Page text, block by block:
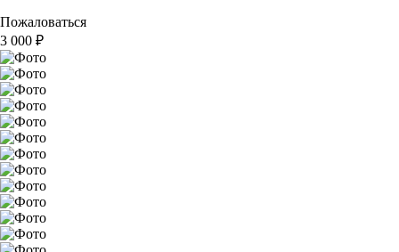
Пожаловаться
3 000 ₽